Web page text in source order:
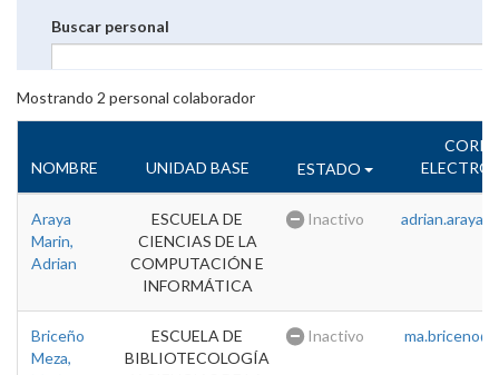
Buscar personal
Mostrando 2 personal colaborador
NOMBRE UNIDAD BASE ESTADO
Araya
Marin,
Adrian
ESCUELA DE
CIENCIAS DE LA
COMPUTACIÓN E
INFORMÁTICA
Inactivo
Briceño
Meza,
ESCUELA DE
BIBLIOTECOLOGÍA
Inactivo